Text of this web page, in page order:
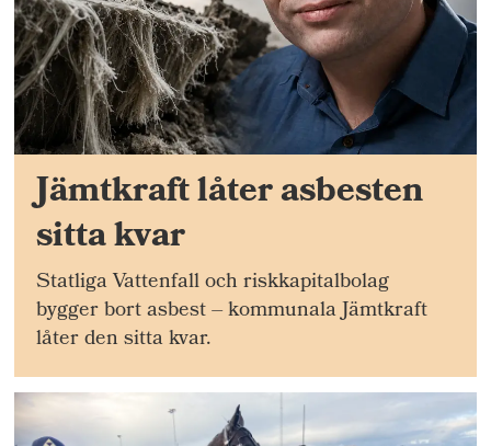
Jämtkraft låter asbesten
sitta kvar
Statliga Vattenfall och riskkapitalbolag
bygger bort asbest – kommunala Jämtkraft
låter den sitta kvar.